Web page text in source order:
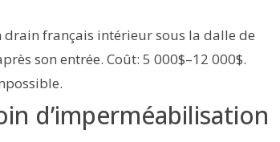
drain français intérieur sous la dalle de
son entrée. Coût: 5 000$–12 000$.
d’imperméabilisation